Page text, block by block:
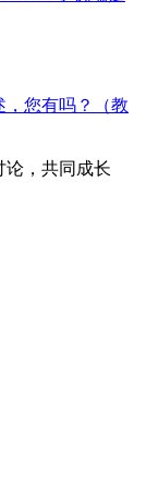
，您有吗？（教
论，共同成长